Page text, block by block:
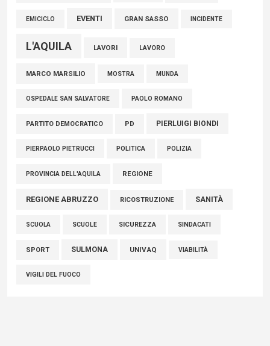
EMICICLO EVENTI GRAN SASSO INCIDENTE
L'AQUILA LAVORI LAVORO
MARCO MARSILIO MOSTRA MUNDA
OSPEDALE SAN SALVATORE PAOLO ROMANO
PARTITO DEMOCRATICO PD PIERLUIGI BIONDI
PIERPAOLO PIETRUCCI POLITICA POLIZIA
PROVINCIA DELL'AQUILA REGIONE
REGIONE ABRUZZO RICOSTRUZIONE SANITÀ
SCUOLA SCUOLE SICUREZZA SINDACATI
SPORT SULMONA UNIVAQ VIABILITÀ
VIGILI DEL FUOCO